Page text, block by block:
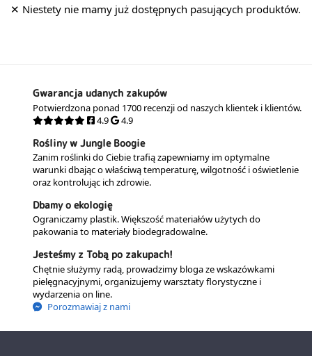
Gwarancja udanych zakupów
Potwierdzona ponad 1700 recenzji od naszych klientek i klientów.
4.9
4.9
Rośliny w Jungle Boogie
Zanim roślinki do Ciebie trafią zapewniamy im optymalne
warunki dbając o właściwą temperaturę, wilgotność i oświetlenie
oraz kontrolując ich zdrowie.
Dbamy o ekologię
Ograniczamy plastik. Większość materiałów użytych do
pakowania to materiały biodegradowalne.
Jesteśmy z Tobą po zakupach!
Chętnie służymy radą, prowadzimy bloga ze wskazówkami
pielęgnacyjnymi, organizujemy warsztaty florystyczne i
wydarzenia on line.
Porozmawiaj z nami